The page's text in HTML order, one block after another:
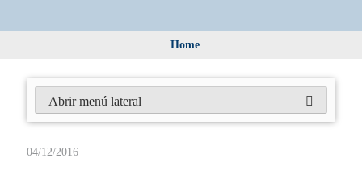
Home
04/12/2016
Abrir menú lateral